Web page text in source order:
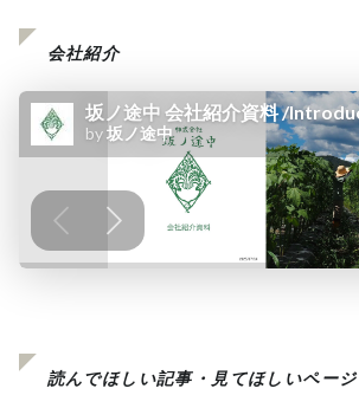
会社紹介
読んでほしい記事・見てほしいページ